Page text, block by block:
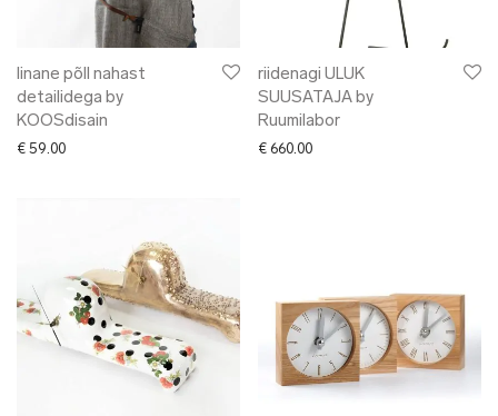
linane põll nahast
detailidega by
KOOSdisain
€ 59.00
riidenagi ULUK
SUUSATAJA by
Ruumilabor
€ 660.00